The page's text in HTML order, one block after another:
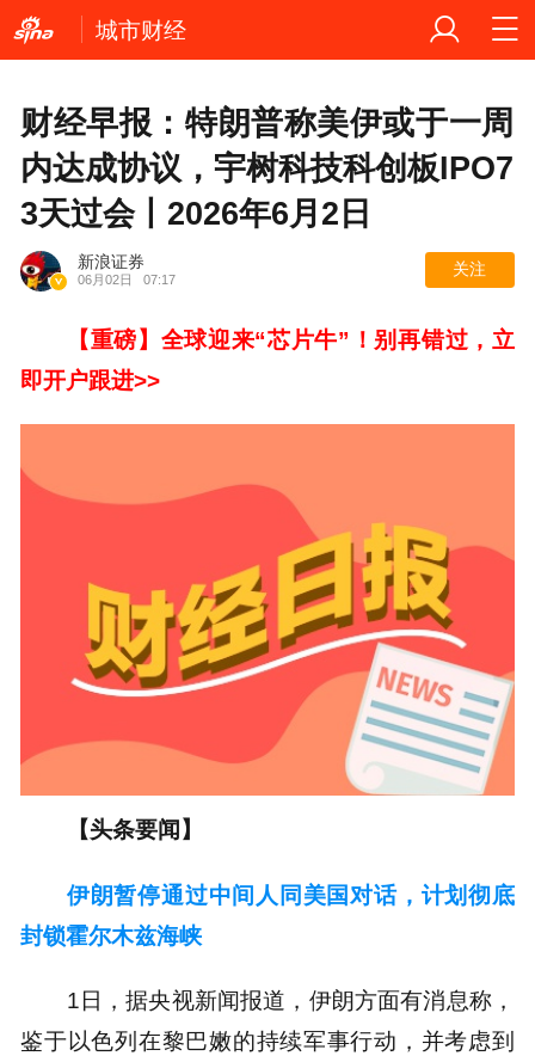
城市财经
财经早报：特朗普称美伊或于一周
内达成协议，宇树科技科创板IPO7
3天过会丨2026年6月2日
新浪证券
06月02日 07:17
关注
【重磅】 全球迎来“芯片牛”！别再错过，立
即开户跟进>>
【头条要闻】
伊朗暂停通过中间人同美国对话，计划彻底
封锁霍尔木兹海峡
1日，据央视新闻报道，伊朗方面有消息称，
鉴于以色列在黎巴嫩的持续军事行动，并考虑到